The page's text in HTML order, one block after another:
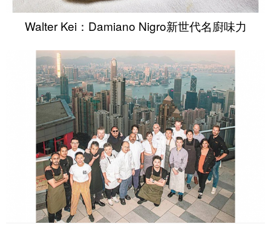
Walter Kei：Damiano Nigro新世代名廚味力